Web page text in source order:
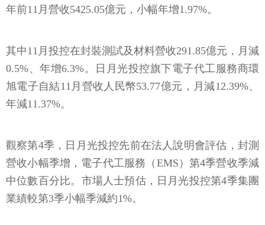
年前11月營收5425.05億元，小幅年增1.97%。
其中11月投控在封裝測試及材料營收291.85億元，月減
0.5%、年增6.3%。日月光投控旗下電子代工服務商環
旭電子自結11月營收人民幣53.77億元，月減12.39%、
年減11.37%。
觀察第4季，日月光投控先前在法人說明會評估，封測
營收小幅季增，電子代工服務（EMS）第4季營收季減
中位數百分比。市場人士預估，日月光投控第4季集團
業績較第3季小幅季減約1%。